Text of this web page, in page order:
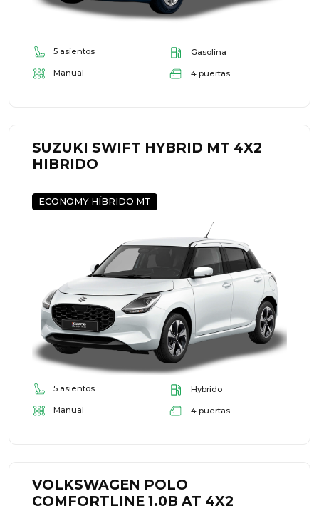
5 asientos Gasolina
Manual 4 puertas
SUZUKI SWIFT HYBRID MT 4X2
HIBRIDO
ECONOMY HÍBRIDO MT
5 asientos Hybrido
Manual 4 puertas
VOLKSWAGEN POLO
COMFORTLINE 1.0B AT 4X2